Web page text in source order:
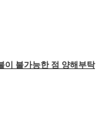
이 불가능한 점 양해부탁